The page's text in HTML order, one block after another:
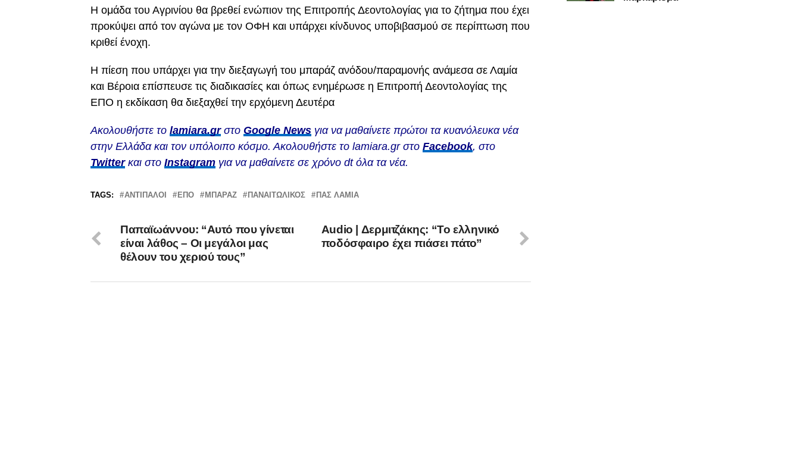
Η ομάδα του Αγρινίου θα βρεθεί ενώπιον της Επιτροπής Δεοντολογίας για το ζήτημα που έχει
προκύψει από τον αγώνα με τον ΟΦΗ και υπάρχει κίνδυνος υποβιβασμού σε περίπτωση που
κριθεί ένοχη.
Η πίεση που υπάρχει για την διεξαγωγή του μπαράζ ανόδου/παραμονής ανάμεσα σε Λαμία
και Βέροια επίσπευσε τις διαδικασίες και όπως ενημέρωσε η Επιτροπή Δεοντολογίας της
ΕΠΟ η εκδίκαση θα διεξαχθεί την ερχόμενη Δευτέρα
Ακολουθήστε το lamiara.grστο Google News για να μαθαίνετε πρώτοι τα κυανόλευκα νέα
στην Ελλάδα και τον υπόλοιπο κόσμο. Ακολουθήστε το lamiara.gr στο Facebook, στο
Twitterκαι στο Instagram για να μαθαίνετε σε χρόνο dt όλα τα νέα.
TAGS: ΑΝΤΊΠΑΛΟΙ ΕΠΟ ΜΠΑΡΑΖ ΠΑΝΑΙΤΩΛΙΚΌΣ ΠΑΣ ΛΑΜΙΑ
Audio | Δερμιτζάκης: “Το ελληνικό
ποδόσφαιρο έχει πιάσει πάτο”
Παπαϊωάννου: “Αυτό που γίνεται
είναι λάθος – Οι μεγάλοι μας
θέλουν του χεριού τους”